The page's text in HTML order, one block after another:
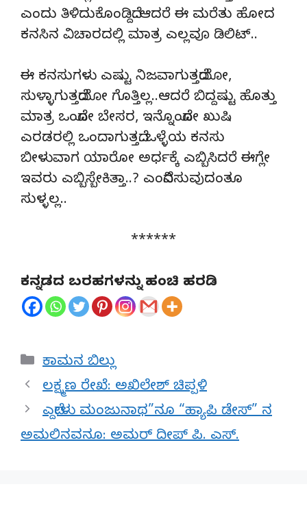
ಎಂದು ತಿಳಿದುಕೊಂಡಿದ್ದೆ..ಆದರೆ ಈ ಮರೆತು ಹೋದ
ಕನಸಿನ ವಿಚಾರದಲ್ಲಿ ಮಾತ್ರ ಎಲ್ಲವೂ ಡಿಲಿಟ್..
ಈ ಕನಸುಗಳು ಎಷ್ಟು ನಿಜವಾಗುತ್ತದೆಯೋ,
ಸುಳ್ಳಾಗುತ್ತದೆಯೋ ಗೊತ್ತಿಲ್ಲ..ಆದರೆ ಬಿದ್ದಷ್ಟು ಹೊತ್ತು
ಮಾತ್ರ ಒಂದೋ ಬೇಸರ, ಇನ್ನೊಂದೋ ಖುಷಿ
ಎರಡರಲ್ಲಿ ಒಂದಾಗುತ್ತದೆ..ಒಳ್ಳೆಯ ಕನಸು
ಬೀಳುವಾಗ ಯಾರೋ ಅರ್ಧಕ್ಕೆ ಎಬ್ಬಿಸಿದರೆ ಈಗ್ಲೇ
ಇವರು ಎಬ್ಬಿಸ್ಬೇಕಿತ್ತಾ..? ಎಂದೆನಿಸುವುದಂತೂ
ಸುಳ್ಳಲ್ಲ..
******
ಕನ್ನಡದ ಬರಹಗಳನ್ನು ಹಂಚಿ ಹರಡಿ
Categories
ಕಾಮನ ಬಿಲ್ಲು
ಲಕ್ಷ್ಮಣ ರೇಖೆ: ಅಖಿಲೇಶ್ ಚಿಪ್ಪಳಿ
ಎದ್ದೇಳು ಮಂಜುನಾಥ”ನೂ “ಹ್ಯಾಪಿ ಡೇಸ್” ನ
ಅಮಲಿನವನೂ: ಅಮರ್ ದೀಪ್ ಪಿ. ಎಸ್.